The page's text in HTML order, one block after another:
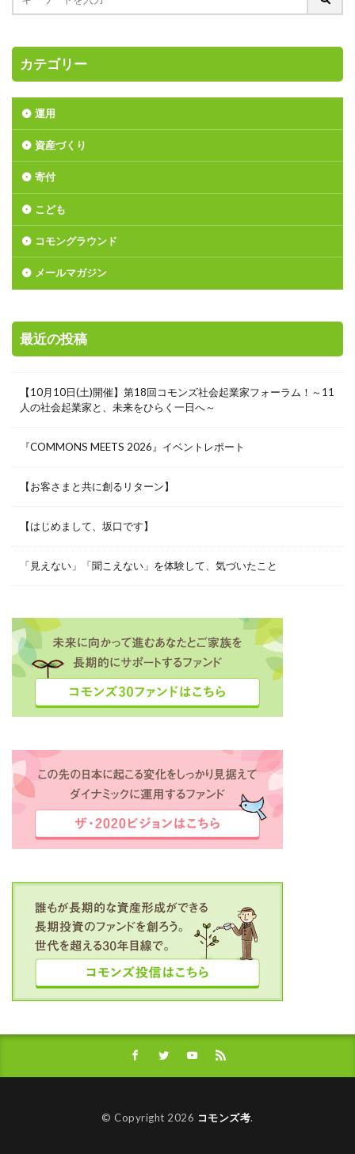
カテゴリー
運用
資産づくり
寄付
こども
コモングラウンド
メールマガジン
最近の投稿
【10月10日(土)開催】第18回コモンズ社会起業家フォーラム！～11
人の社会起業家と、未来をひらく一日へ～
『COMMONS MEETS 2026』イベントレポート
【お客さまと共に創るリターン】
【はじめまして、坂口です】
「見えない」「聞こえない」を体験して、気づいたこと
© Copyright 2026 コモンズ考.